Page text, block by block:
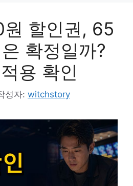
할인권, 65
확정일까?
용 확인
성자: witchstory